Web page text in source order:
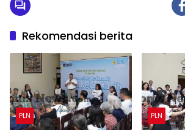
Rekomendasi berita
PLN PLN